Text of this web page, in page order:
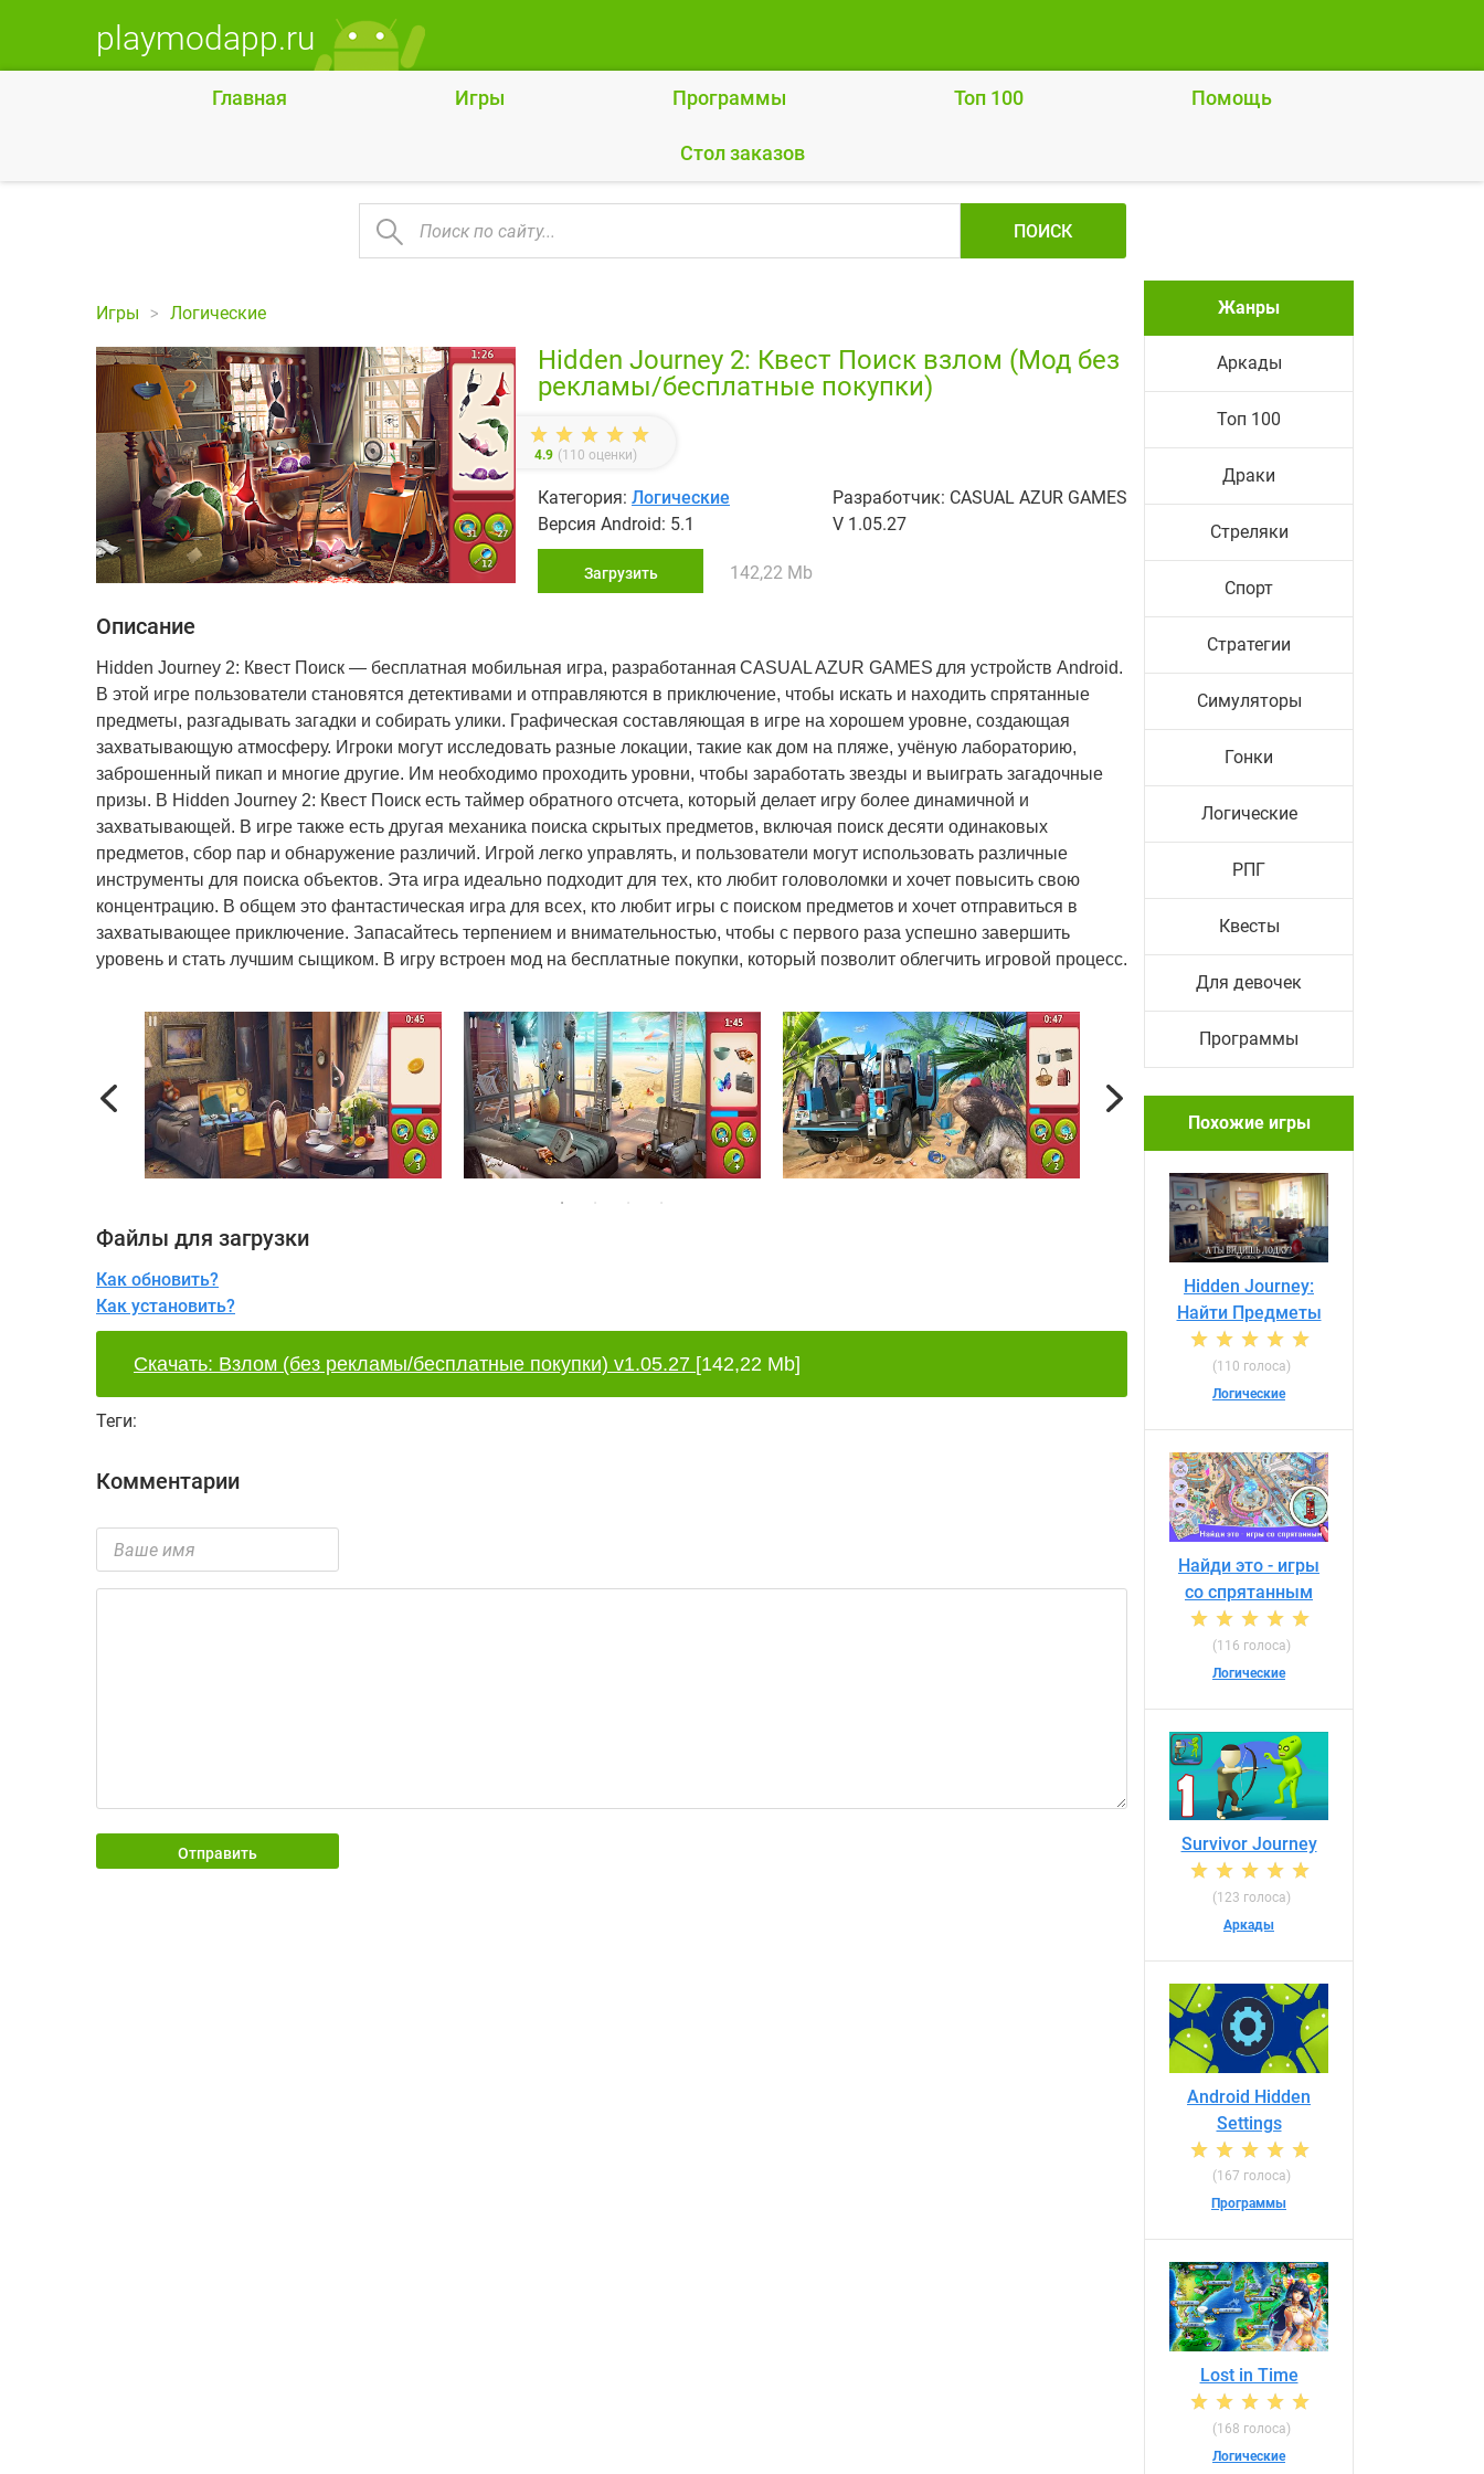
playmodapp.ru
Главная Игры Программы Топ 100 Помощь
Cтол заказов
ПОИСК
Игры Логические
Hidden Journey 2: Квест Поиск взлом (Мод без
рекламы/бесплатные покупки)
4.9 (110 оценки)
Категория: Логические
Разработчик: CASUAL AZUR GAMES
Версия Android: 5.1
V 1.05.27
Загрузить 142,22 Mb
Описание
Hidden Journey 2: Квест Поиск — бесплатная мобильная игра, разработанная CASUAL AZUR GAMES для устройств Android.
В этой игре пользователи становятся детективами и отправляются в приключение, чтобы искать и находить спрятанные
предметы, разгадывать загадки и собирать улики. Графическая составляющая в игре на хорошем уровне, создающая
захватывающую атмосферу. Игроки могут исследовать разные локации, такие как дом на пляже, учёную лабораторию,
заброшенный пикап и многие другие. Им необходимо проходить уровни, чтобы заработать звезды и выиграть загадочные
призы. В Hidden Journey 2: Квест Поиск есть таймер обратного отсчета, который делает игру более динамичной и
захватывающей. В игре также есть другая механика поиска скрытых предметов, включая поиск десяти одинаковых
предметов, сбор пар и обнаружение различий. Игрой легко управлять, и пользователи могут использовать различные
инструменты для поиска объектов. Эта игра идеально подходит для тех, кто любит головоломки и хочет повысить свою
концентрацию. В общем это фантастическая игра для всех, кто любит игры с поиском предметов и хочет отправиться в
захватывающее приключение. Запасайтесь терпением и внимательностью, чтобы с первого раза успешно завершить
уровень и стать лучшим сыщиком. В игру встроен мод на бесплатные покупки, который позволит облегчить игровой процесс.
Previous Next
Файлы для загрузки
Как обновить?
Как установить?
Скачать: Взлом (без рекламы/бесплатные покупки) v1.05.27 [142,22 Mb]
Теги:
Комментарии
Отправить
Жанры
Аркады
Топ 100
Драки
Стреляки
Спорт
Стратегии
Симуляторы
Гонки
Логические
РПГ
Квесты
Для девочек
Программы
Похожие игры
Hidden Journey:
Найти Предметы
(110 голоса)
Логические
Найди это - игры
со спрятанным
(116 голоса)
Логические
Survivor Journey
(123 голоса)
Аркады
Android Hidden
Settings
(167 голоса)
Программы
Lost in Time
(168 голоса)
Логические